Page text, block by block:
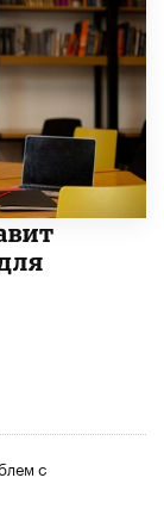
с